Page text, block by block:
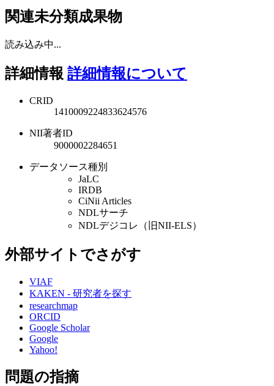
関連未分類成果物
読み込み中...
詳細情報 詳細情報について
CRID
1410009224833624576
NII著者ID
9000002284651
データソース種別
JaLC
IRDB
CiNii Articles
NDLサーチ
NDLデジコレ（旧NII-ELS）
外部サイトでさがす
VIAF
KAKEN - 研究者を探す
researchmap
ORCID
Google Scholar
Google
Yahoo!
問題の指摘